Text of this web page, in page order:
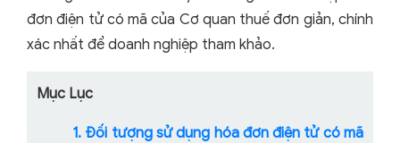
đơn điện tử có mã của Cơ quan thuế đơn giản, chính
xác nhất để doanh nghiệp tham khảo.
Mục Lục
1. Đối tượng sử dụng hóa đơn điện tử có mã